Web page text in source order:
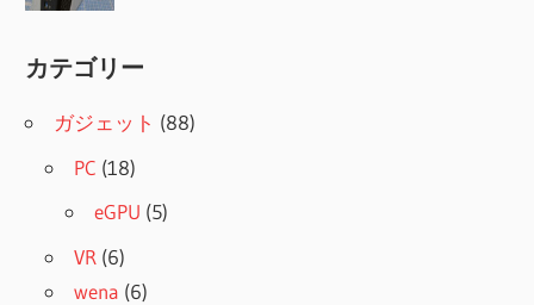
カテゴリー
ガジェット (88)
PC (18)
eGPU (5)
VR (6)
wena (6)